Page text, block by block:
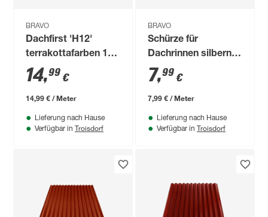
BRAVO
Dachfirst 'H12'
terrakottafarben 100
x 0,04 cm
14,99 €
14,99 € / Meter
Lieferung nach Hause
Verfügbar in Troisdorf
BRAVO
Schürze für
Dachrinnen silbern
verzinkt 100 cm
7,99 €
7,99 € / Meter
Lieferung nach Hause
Verfügbar in Troisdorf